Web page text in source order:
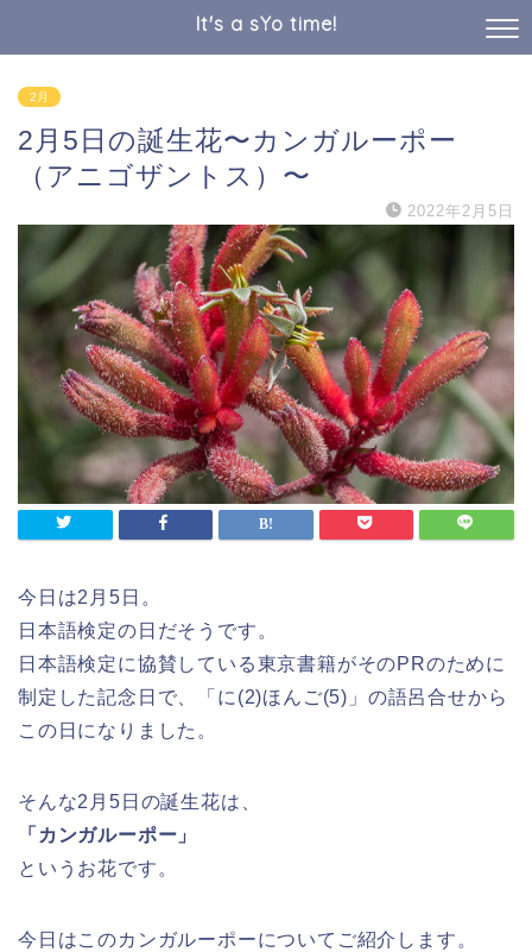
It's a sYo time!
2月
2月5日の誕生花〜カンガルーポー
（アニゴザントス）〜
2022年2月5日
今日は2月5日。
日本語検定の日だそうです。
日本語検定に協賛している東京書籍がそのPRのために
制定した記念日で、「に(2)ほんご(5)」の語呂合せから
この日になりました。
そんな2月5日の誕生花は、
「カンガルーポー」
というお花です。
今日はこのカンガルーポーについてご紹介します。